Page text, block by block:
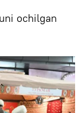
ochilgan